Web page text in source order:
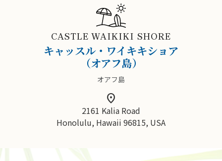
CASTLE WAIKIKI SHORE
キャッスル・ワイキキショア
（オアフ島）
オアフ島
location_on
2161 Kalia Road
Honolulu, Hawaii 96815, USA